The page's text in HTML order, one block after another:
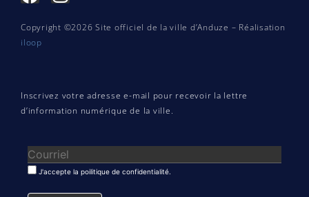
Copyright ©2026 Site officiel de la ville d’Anduze – Réalisation
iloop
Inscrivez votre adresse e-mail pour recevoir la lettre
d’information numérique de la ville.
J'accepte la poilitique de confidentialité.